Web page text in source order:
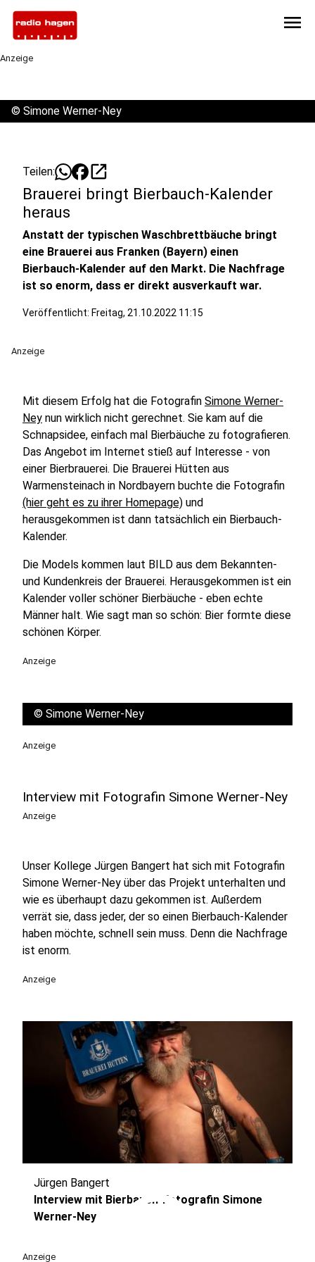
menu
Anzeige
© Simone Werner-Ney
Teilen: open_in_new
Brauerei bringt Bierbauch-Kalender
heraus
Anstatt der typischen Waschbrettbäuche bringt
eine Brauerei aus Franken (Bayern) einen
Bierbauch-Kalender auf den Markt. Die Nachfrage
ist so enorm, dass er direkt ausverkauft war.
Veröffentlicht: Freitag, 21.10.2022 11:15
Anzeige
Mit diesem Erfolg hat die Fotografin Simone Werner-
Ney nun wirklich nicht gerechnet. Sie kam auf die
Schnapsidee, einfach mal Bierbäuche zu fotografieren.
Das Angebot im Internet stieß auf Interesse - von
einer Bierbrauerei. Die Brauerei Hütten aus
Warmensteinach in Nordbayern buchte die Fotografin
(hier geht es zu ihrer Homepage) und
herausgekommen ist dann tatsächlich ein Bierbauch-
Kalender.
Die Models kommen laut BILD aus dem Bekannten-
und Kundenkreis der Brauerei. Herausgekommen ist ein
Kalender voller schöner Bierbäuche - eben echte
Männer halt. Wie sagt man so schön: Bier formte diese
schönen Körper.
Anzeige
© Simone Werner-Ney
Anzeige
Interview mit Fotografin Simone Werner-Ney
Anzeige
Unser Kollege Jürgen Bangert hat sich mit Fotografin
Simone Werner-Ney über das Projekt unterhalten und
wie es überhaupt dazu gekommen ist. Außerdem
verrät sie, dass jeder, der so einen Bierbauch-Kalender
haben möchte, schnell sein muss. Denn die Nachfrage
ist enorm.
Anzeige
play_circle
Jürgen Bangert
Interview mit Bierbauch-Fotografin Simone
Werner-Ney
Anzeige